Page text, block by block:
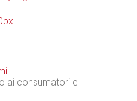
ai consumatori e